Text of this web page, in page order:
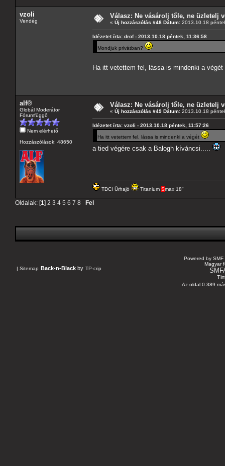
vzoli
Vendég
Válasz: Ne vásárolj tőle, ne üzletelj
« Új hozzászólás #48 Dátum: 2013.10.18
Idézetet írta: drof - 2013.10.18 péntek, 11:36:58
Mondjuk privátban?
Ha itt vetettem fel, lássa is mindenki a végét
alf®
Globál Moderátor
Fórumfüggő
Nem elérhető
Hozzászólások: 48650
Válasz: Ne vásárolj tőle, ne üzletelj
« Új hozzászólás #49 Dátum: 2013.10.18
Idézetet írta: vzoli - 2013.10.18 péntek, 11:57:26
Ha itt vetettem fel, lássa is mindenki a végét
a tied végére csak a Balogh kíváncsi.....
TDCI Űrhajó Titanium Smax 18"
Oldalak: [1] 2 3 4 5 6 7 8 Fel
| Sitemap Back-n-Black by TP-crip
Powered by SMF
Magyar
Az oldal 0.389